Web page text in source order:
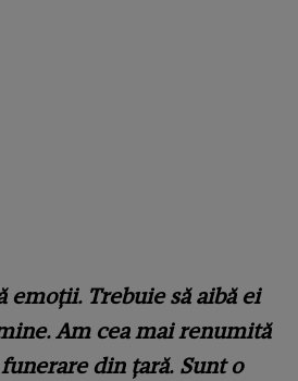
emoții. Trebuie să aibă ei
Am cea mai renumită
din țară. Sunt o